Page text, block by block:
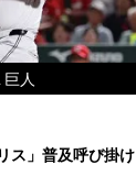
人
ス」普及呼び掛け